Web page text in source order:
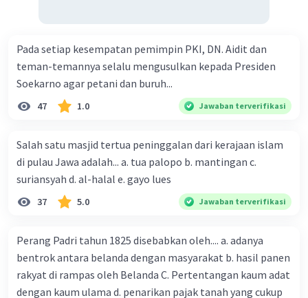
Pada setiap kesempatan pemimpin PKI, DN. Aidit dan
teman-temannya selalu mengusulkan kepada Presiden
Soekarno agar petani dan buruh...
47 1.0 Jawaban terverifikasi
Salah satu masjid tertua peninggalan dari kerajaan islam
di pulau Jawa adalah... a. tua palopo b. mantingan c.
suriansyah d. al-halal e. gayo lues
37 5.0 Jawaban terverifikasi
Perang Padri tahun 1825 disebabkan oleh.... a. adanya
bentrok antara belanda dengan masyarakat b. hasil panen
rakyat di rampas oleh Belanda C. Pertentangan kaum adat
dengan kaum ulama d. penarikan pajak tanah yang cukup